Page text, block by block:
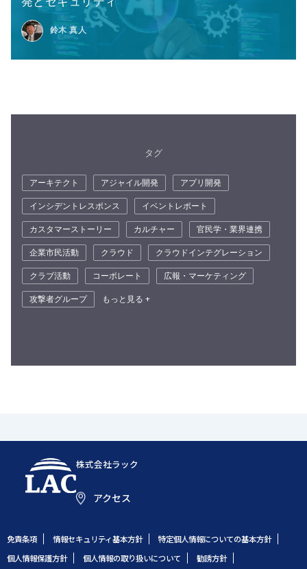
鈴木 真人
タグ
アーキテクト アジャイル開発
アプリ開発
インシデントレスポンス
イベントレポート
カスタマーストーリー
カルチャー
官民学・業界連携
企業市民活動
クラウド
クラウドインテグレーション
クラブ活動
コーポレート
広報・マーケティング
攻撃者グループ
もっと見る +
株式会社ラック
アクセス
免責条項 情報セキュリティ基本方針
特定個人情報についての基本方針
個人情報保護方針
個人情報の取り扱いについて 勧誘方針